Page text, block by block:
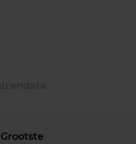
Grootste